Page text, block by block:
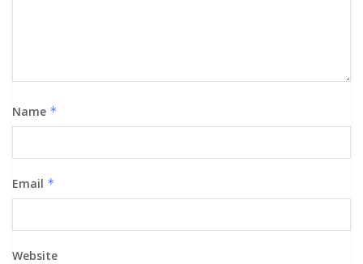
Name *
Email *
Website